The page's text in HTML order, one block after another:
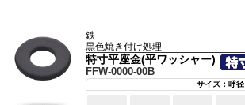
鉄
黒色焼き付け処理
特寸平座金(平ワッシャー)
FFW-0000-00B
サイズ：呼径